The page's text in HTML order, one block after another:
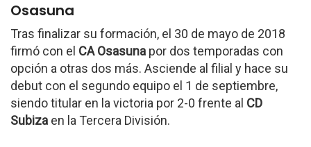
Osasuna
Tras finalizar su formación, el 30 de mayo de 2018
firmó con el CA Osasuna por dos temporadas con
opción a otras dos más. Asciende al filial y hace su
debut con el segundo equipo el 1 de septiembre,
siendo titular en la victoria por 2-0 frente al CD
Subiza en la Tercera División.